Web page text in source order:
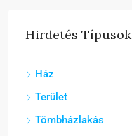
Hirdetés Típusok
Ház
Terület
Tömbházlakás